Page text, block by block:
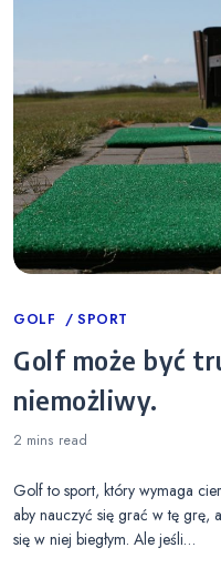
Categories
GOLF SPORT
Golf może być
niemożliwy.
2 mins read
Golf to sport, który wymaga
aby nauczyć się grać w tę grę,
się w niej biegłym. Ale jeśli…